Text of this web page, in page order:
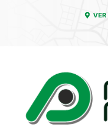
Kit Distribuição